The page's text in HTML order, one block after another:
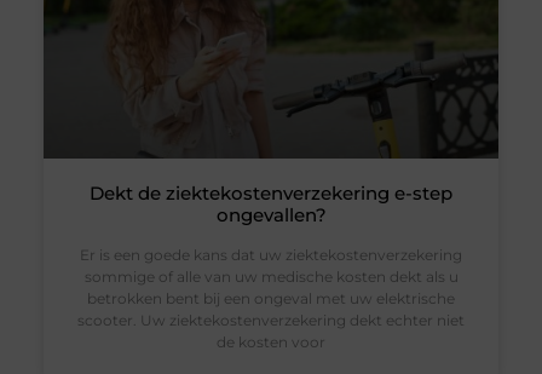
Dekt de ziektekostenverzekering e-step
ongevallen?
Er is een goede kans dat uw ziektekostenverzekering
sommige of alle van uw medische kosten dekt als u
betrokken bent bij een ongeval met uw elektrische
scooter. Uw ziektekostenverzekering dekt echter niet
de kosten voor